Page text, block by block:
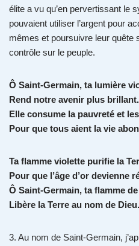
élite a vu qu’en pervertissant le
pouvaient utiliser l’argent pour
mêmes et poursuivre leur quête
contrôle sur le peuple.
Ô Saint-Germain, ta lumière
Rend notre avenir plus brillant.
Elle consume la pauvreté et
Pour que tous aient la vie
Ta flamme violette purifie la
Pour que l’âge d’or devienne
Ô Saint-Germain, ta flamme
Libère la Terre au nom de Dieu.
3. Au nom de Saint-Germain,